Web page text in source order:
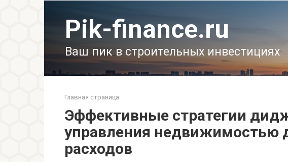
Pik-finance.ru
Ваш пик в строительных инвестициях
Главная страница
Эффективные стратегии
управления недвижимостью
расходов